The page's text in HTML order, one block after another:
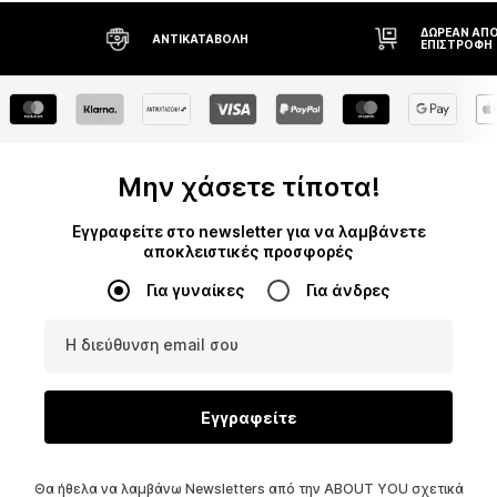
ΑΝΤΙΚΑΤΑΒΟΛΉ
ΔΩΡΕΆΝ
ΕΠΙΣΤΡΟΦΉ
Μην χάσετε τίποτα!
Εγγραφείτε στο newsletter για να λαμβάνετε
αποκλειστικές προσφορές
Για γυναίκες Για άνδρες
Η διεύθυνση email σου
Εγγραφείτε
Θα ήθελα να λαμβάνω Newsletters από την ABOUT YOU σχετικά